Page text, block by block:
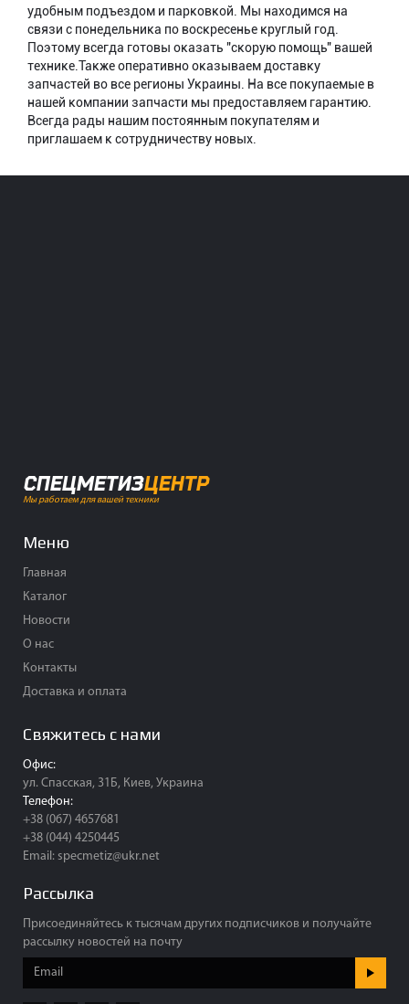
удобным подъездом и парковкой. Мы находимся на
связи с понедельника по воскресенье круглый год.
Поэтому всегда готовы оказать "скорую помощь" вашей
технике.Также оперативно оказываем доставку
запчастей во все регионы Украины. На все покупаемые в
нашей компании запчасти мы предоставляем гарантию.
Всегда рады нашим постоянным покупателям и
приглашаем к сотрудничеству новых.
СПЕЦМЕТИЗЦЕНТР
Мы работаем для вашей техники
Меню
Главная
Каталог
Новости
О нас
Контакты
Доставка и оплата
Свяжитесь с нами
Офис:
ул. Спасская, 31Б, Киев, Украина
Телефон:
+38 (067) 4657681
+38 (044) 4250445
Email: specmetiz@ukr.net
Рассылка
Присоединяйтесь к тысячам других подписчиков и получайте
рассылку новостей на почту